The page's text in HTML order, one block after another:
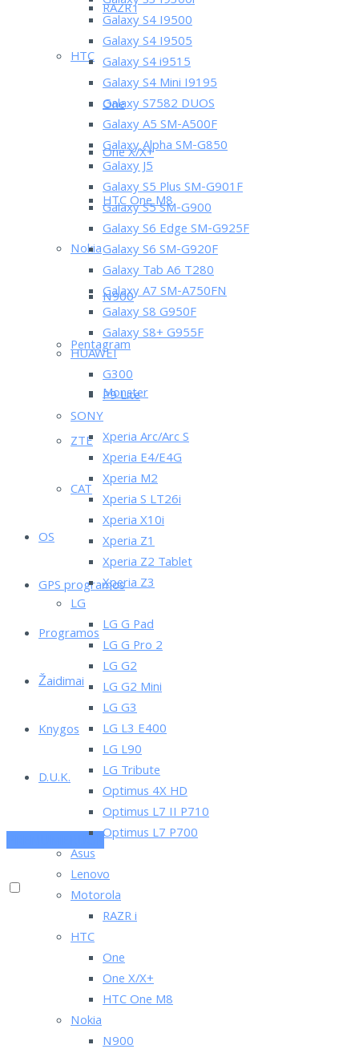
RAZR i
HTC
One
One X/X+
HTC One M8
Nokia
N900
Pentagram
Monster
ZTE
CAT
OS
GPS programos
Programos
Žaidimai
Knygos
D.U.K.
PRENUMERUOK
Galaxy S4 I9500
Galaxy S4 I9505
Galaxy S4 i9515
Galaxy S4 Mini I9195
Galaxy S7582 DUOS
Galaxy A5 SM-A500F
Galaxy Alpha SM-G850
Galaxy J5
Galaxy S5 Plus SM-G901F
Galaxy S5 SM-G900
Galaxy S6 Edge SM-G925F
Galaxy S6 SM-G920F
Galaxy Tab A6 T280
Galaxy A7 SM-A750FN
Galaxy S8 G950F
Galaxy S8+ G955F
HUAWEI
G300
P9 Lite
SONY
Xperia Arc/Arc S
Xperia E4/E4G
Xperia M2
Xperia S LT26i
Xperia X10i
Xperia Z1
Xperia Z2 Tablet
Xperia Z3
LG
LG G Pad
LG G Pro 2
LG G2
LG G2 Mini
LG G3
LG L3 E400
LG L90
LG Tribute
Optimus 4X HD
Optimus L7 II P710
Optimus L7 P700
Asus
Lenovo
Motorola
RAZR i
HTC
One
One X/X+
HTC One M8
Nokia
N900